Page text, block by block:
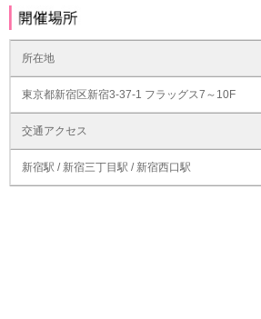
所在地
東京都新宿区新宿3-37-1 フラッグス7～10F
交通アクセス
新宿駅 / 新宿三丁目駅 / 新宿西口駅